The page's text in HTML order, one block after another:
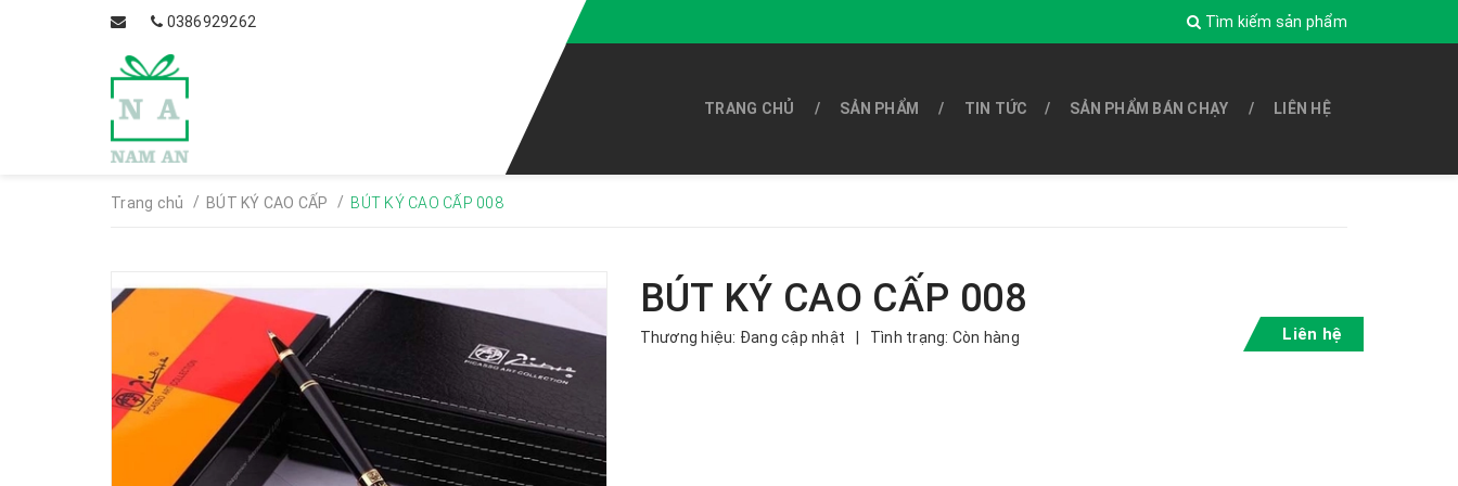
0386929262 Tìm kiếm sản phẩm
TRANG CHỦ SẢN PHẨM TIN TỨC SẢN PHẨM BÁN CHẠY LIÊN HỆ
Trang chủ / BÚT KÝ CAO CẤP / BÚT KÝ CAO CẤP 008
BÚT KÝ CAO CẤP 008
Thương hiệu: Đang cập nhật Tình trạng: Còn hàng Liên hệ